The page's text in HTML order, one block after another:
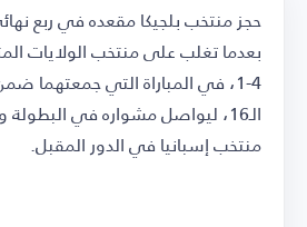
بعدما تغلب على منتخب الولايات
4-1، في المباراة التي جمعتهما
الـ16، ليواصل مشواره في
منتخب إسبانيا في الدور المقبل.